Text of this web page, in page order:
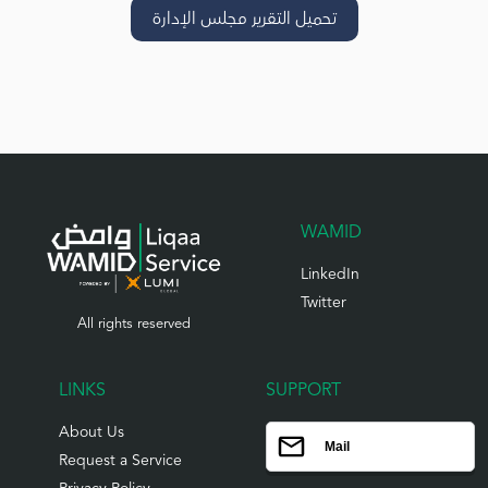
تحميل التقرير مجلس الإدارة
All rights reserved
WAMID
LinkedIn
Twitter
LINKS
About Us
Request a Service
SUPPORT
Mail